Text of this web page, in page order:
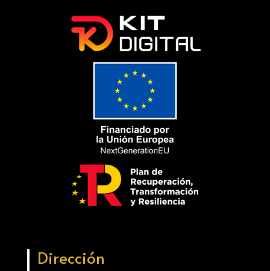
Dirección